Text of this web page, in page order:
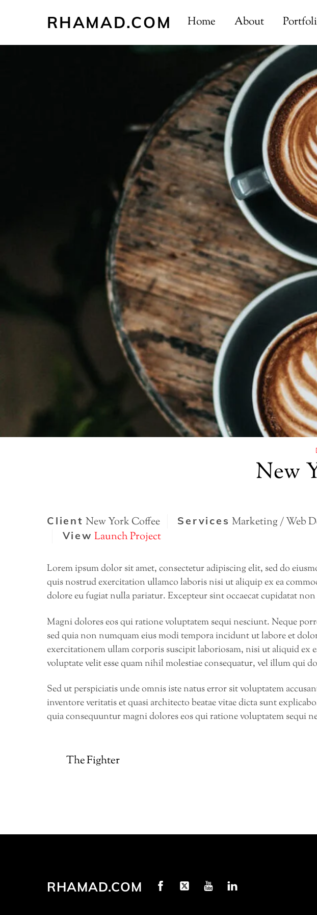
RHAMAD.COM Home About
New
Client New York Coffee Services Marketing / Web
View Launch Project
Lorem ipsum dolor sit amet, consectetur adipiscing elit, sed do
quis nostrud exercitation ullamco laboris nisi ut aliquip ex ea
dolore eu fugiat nulla pariatur. Excepteur sint occaecat cupidatat
Magni dolores eos qui ratione voluptatem sequi nesciunt. Neque
sed quia non numquam eius modi tempora incidunt ut labore et
exercitationem ullam corporis suscipit laboriosam, nisi ut aliquid ex
voluptate velit esse quam nihil molestiae consequatur, vel illum qui
Sed ut perspiciatis unde omnis iste natus error sit voluptatem
inventore veritatis et quasi architecto beatae vitae dicta sunt
quia consequuntur magni dolores eos qui ratione voluptatem sequi
The Fighter
RHAMAD.COM